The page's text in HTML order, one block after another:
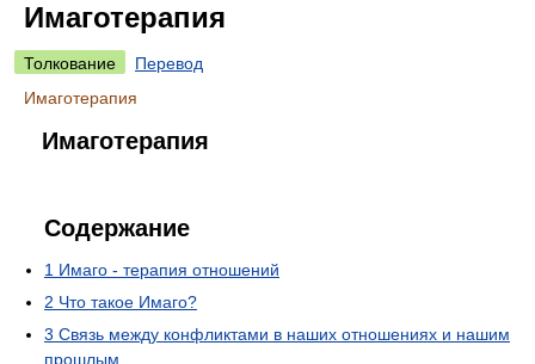
Имаготерапия
Толкование
Перевод
Имаготерапия
Имаготерапия
Содержание
1 Имаго - терапия отношений
2 Что такое Имаго?
3 Связь между конфликтами в наших отношениях и нашим
прошлым